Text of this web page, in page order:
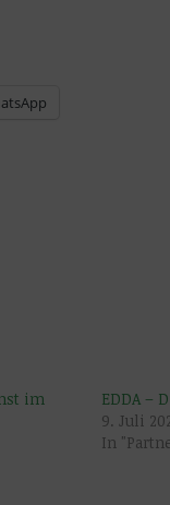
im
EDDA –
9. Juli
In